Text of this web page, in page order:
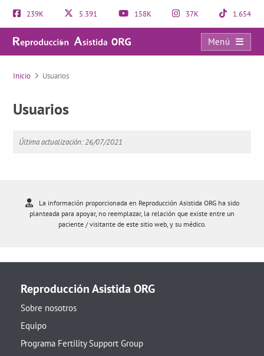
239K 5.391 158K 37K 1.654
Menú
Usuarios
Inicio Usuarios
Usuarios
Última actualización: 26/07/2021
La información proporcionada en Reproducción Asistida ORG ha sido
planteada para apoyar, no reemplazar, la relación que existe entre un
paciente / visitante de este sitio web, y su médico.
Reproducción Asistida ORG
Sobre nosotros
Equipo
Programa Fertility Support Group